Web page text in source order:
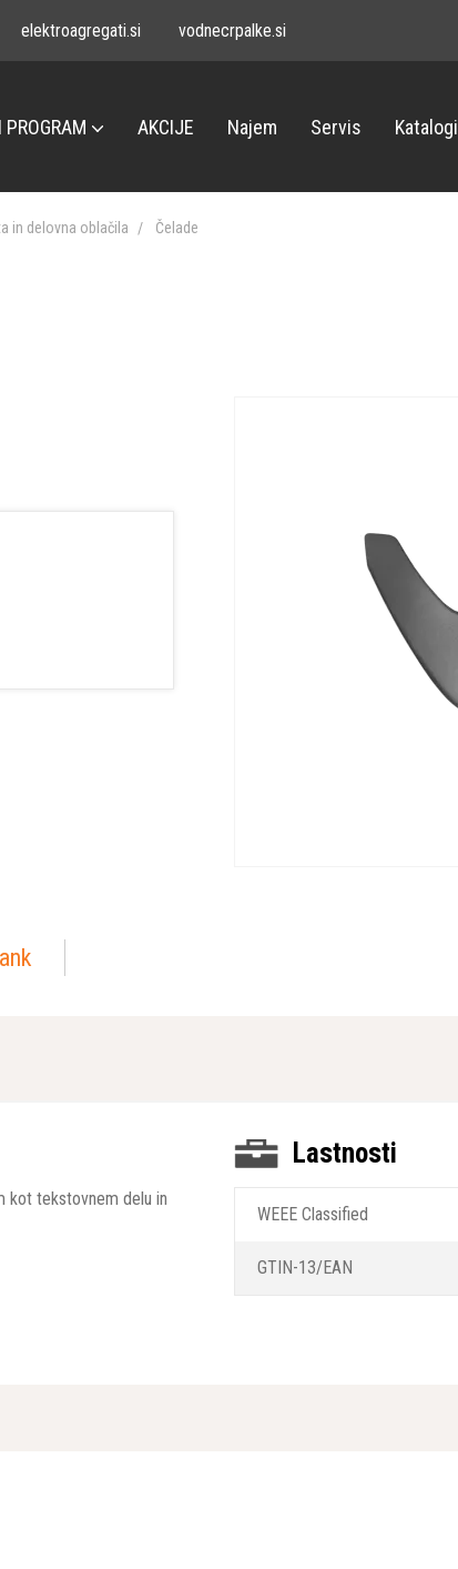
elektroagregati.si vodnecrpalke.si
AKCIJE Najem Servis Katalogi
in delovna oblačila Čelade
kot tekstovnem delu in
Lastnosti
WEEE Classified
GTIN-13/EAN